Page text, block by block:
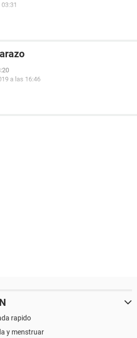
a las 16:46
rapido
y menstruar